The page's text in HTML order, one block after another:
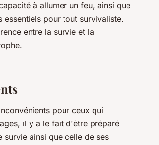
à allumer un feu, ainsi que
pour tout survivaliste.
entre la survie et la
pour ceux qui
il y a le fait d'être préparé
ainsi que celle de ses